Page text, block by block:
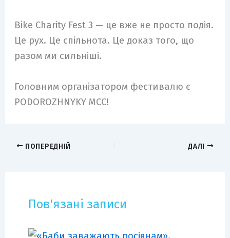
Bike Charity Fest 3 — це вже не просто подія.
Це рух. Це спільнота. Це доказ того, що
разом ми сильніші.
Головним організатором фестивалю є
PODOROZHNYKY MCC!
ПОПЕРЕДНІЙ ДАЛІ
Пов'язані записи